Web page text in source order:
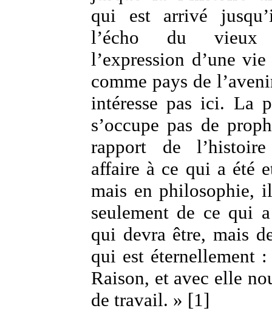
qui est arrivé
l’écho du
l’expression d’une
comme pays de
intéresse pas ici. La
s’occupe pas de
rapport de
affaire à ce qui a été
mais en philosophie,
seulement de ce qui
qui devra être, mais
qui est éternellement
Raison, et avec elle
de travail. » [1]